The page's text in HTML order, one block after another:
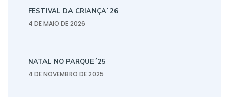
FESTIVAL DA CRIANÇA`26
4 DE MAIO DE 2026
NATAL NO PARQUE´25
4 DE NOVEMBRO DE 2025